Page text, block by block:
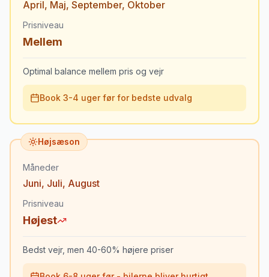
April, Maj, September, Oktober
Prisniveau
Mellem
Optimal balance mellem pris og vejr
Book 3-4 uger før for bedste udvalg
Højsæson
Måneder
Juni, Juli, August
Prisniveau
Højest
Bedst vejr, men 40-60% højere priser